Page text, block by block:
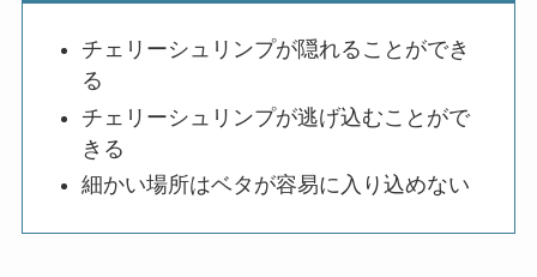
チェリーシュリンプが隠れることができ
る
チェリーシュリンプが逃げ込むことがで
きる
細かい場所はベタが容易に入り込めない